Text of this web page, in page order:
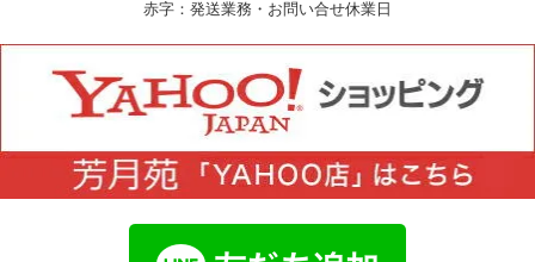
赤字：発送業務・お問い合せ休業日